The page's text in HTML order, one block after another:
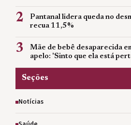
2
Pantanal lidera queda no
recua 11,5%
3
Mãe de bebê desaparecida
apelo: 'Sinto que ela está
Seções
Notícias